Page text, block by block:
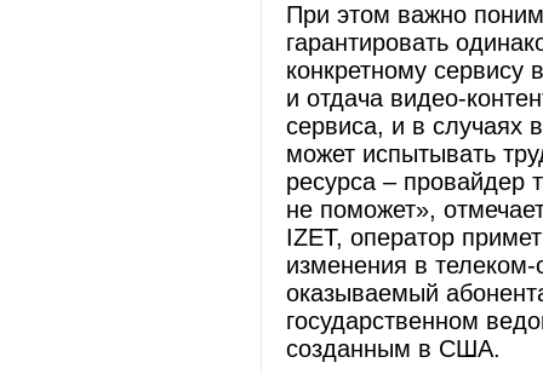
При этом важно
гарантировать
конкретному сервису
и отдача видео-
сервиса, и в случаях
может испытывать
ресурса –
не поможет»,
IZET, оператор
изменения в
оказываемый
государственном
созданным в США.